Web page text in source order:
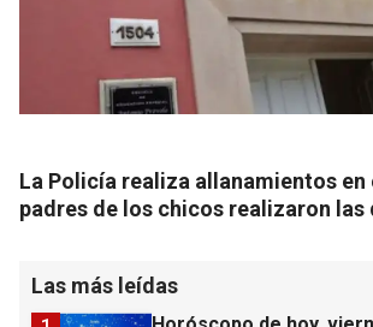
La Policía realiza allanamientos en
padres de los chicos realizaron las
Las más leídas